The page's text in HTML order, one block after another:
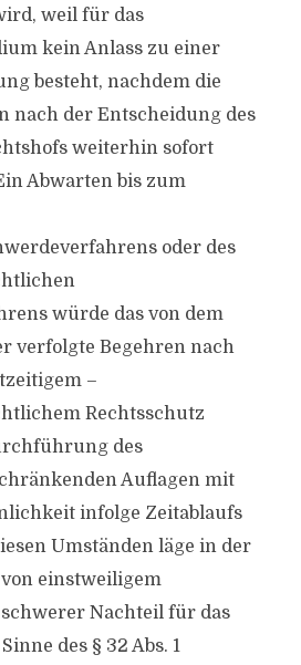
weil für das
kein Anlass zu einer
besteht, nachdem die
nach der Entscheidung des
weiterhin sofort
Abwarten bis zum
oder des
würde das von dem
verfolgte Begehren nach
–
Rechtsschutz
des
Auflagen mit
infolge Zeitablaufs
Umständen läge in der
einstweiligem
Nachteil für das
des § 32 Abs. 1